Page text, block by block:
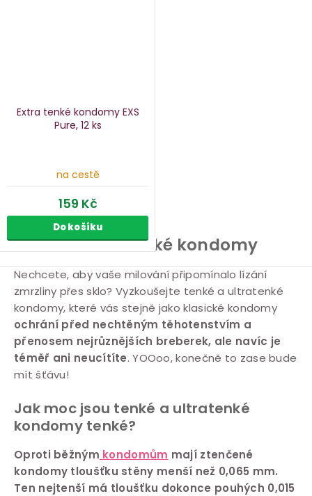
Extra tenké kondomy EXS
Pure, 12 ks
na cestě
159 Kč
Do košíku
Tenké a ultratenké kondomy
Nechcete, aby vaše milování připomínalo lízání
zmrzliny přes sklo? Vyzkoušejte tenké a ultratenké
kondomy, které vás stejně jako klasické kondomy
ochrání před nechtěným těhotenstvím a
přenosem nejrůznějších breberek, ale navíc je
téměř ani neucítíte. YOOoo, konečně to zase bude
mít šťávu!
Jak moc jsou tenké a ultratenké
kondomy tenké?
Oproti běžným kondomům mají ztenčené
kondomy tloušťku stěny menší než 0,065 mm.
Ten nejtenší má tloušťku dokonce pouhých 0,015